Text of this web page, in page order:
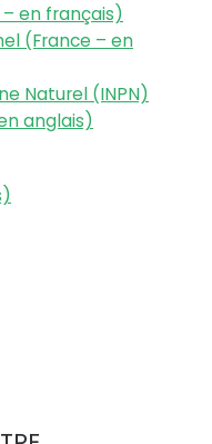
en français)
(France – en
Naturel (INPN)
anglais)